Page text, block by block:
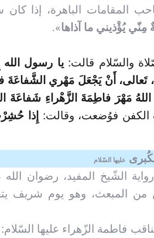
المقامات الباهرة، إذا
يُؤْذيني ما آذاها».
والسّلام قالت:يا رسول
تَعالى، أَنْ يَجْعَلَ مَهْري
مَهْرَ فاطِمَةَ الزَّهْراءِ شَفاعَةَ
الكفن فوُضعت، وقالت:إِذا
عليها السّلام
الشّيخ المفيد، رضوان الله
من المبعث، وهو يوم شريف
فاطمة الزّهراء عليها